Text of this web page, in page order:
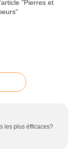
les plus éfficaces?